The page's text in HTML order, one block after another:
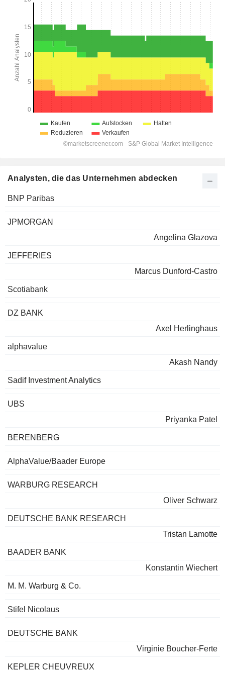
Analysten, die das Unternehmen abdecken
BNP Paribas
JPMORGAN
Angelina Glazova
JEFFERIES
Marcus Dunford-Castro
Scotiabank
DZ BANK
Axel Herlinghaus
alphavalue
Akash Nandy
Sadif Investment Analytics
UBS
Priyanka Patel
BERENBERG
AlphaValue/Baader Europe
WARBURG RESEARCH
Oliver Schwarz
DEUTSCHE BANK RESEARCH
Tristan Lamotte
BAADER BANK
Konstantin Wiechert
M. M. Warburg & Co.
Stifel Nicolaus
DEUTSCHE BANK
Virginie Boucher-Ferte
KEPLER CHEUVREUX